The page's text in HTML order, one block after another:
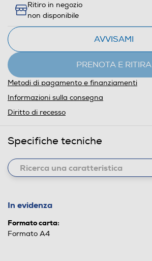
Ritiro in negozio
non disponibile
AVVISAMI
PRENOTA E RITIRA
Metodi di pagamento e finanziamenti
Informazioni sulla consegna
Diritto di recesso
Specifiche tecniche
In evidenza
Formato carta:
Formato A4